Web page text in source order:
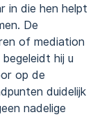
in die hen helpt
De
of mediation
hij u
op de
duidelijk
nadelige